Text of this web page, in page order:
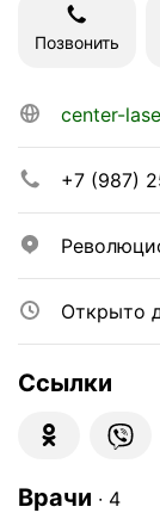
Позвонить
center-
+7 (987)
Открыто
Ссылки
Врачи ∙ 4